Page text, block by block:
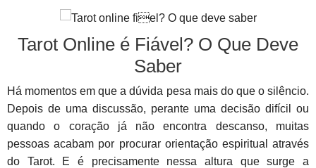
Tarot Online é Fiável? O Que Deve
Saber
Há momentos em que a dúvida pesa mais do que o silêncio.
Depois de uma discussão, perante uma decisão difícil ou
quando o coração já não encontra descanso, muitas
pessoas acabam por procurar orientação espiritual através
do Tarot. E é precisamente nessa altura que surge a